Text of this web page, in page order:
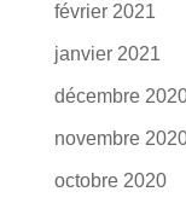
février 2021
janvier 2021
décembre
novembre
octobre 2020